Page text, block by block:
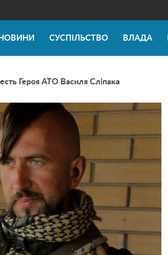
НОВИНИ СУСПІЛЬСТВО ВЛАДА
Героя АТО Василя Сліпака